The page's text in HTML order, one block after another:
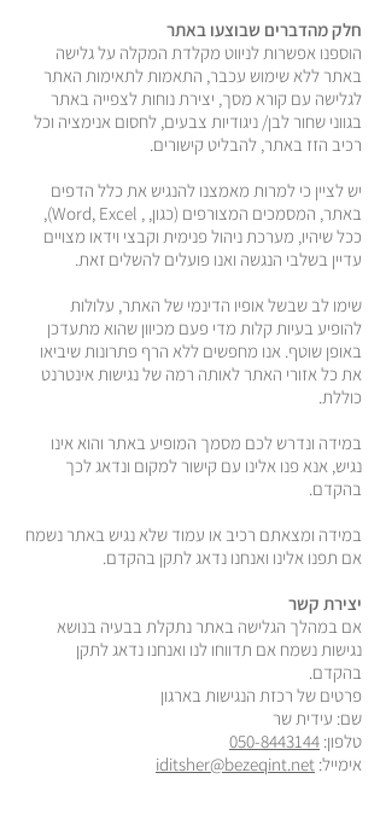
חלק מהדברים שבוצעו באתר
הוספנו אפשרות לניווט מקלדת המקלה על גלישה
באתר ללא שימוש עכבר, התאמות לתאימות האתר
לגלישה עם קורא מסך, יצירת נוחות לצפייה באתר
בגווני שחור לבן/ ניגודיות צבעים, לחסום אנימציה וכל
רכיב הזז באתר, להבליט קישורים.
יש לציין כי למרות מאמצנו להנגיש את כלל הדפים
באתר, המסמכים המצורפים (כגון, , Word, Excel),
ככל שיהיו, מערכת ניהול פנימית וקבצי וידאו מצויים
עדיין בשלבי הנגשה ואנו פועלים להשלים זאת.
שימו לב שבשל אופיו הדינמי של האתר, עלולות
להופיע בעיות קלות מדי פעם מכיוון שהוא מתעדכן
באופן שוטף. אנו מחפשים ללא הרף פתרונות שיביאו
את כל אזורי האתר לאותה רמה של נגישות אינטרנט
כוללת.
במידה ונדרש לכם מסמך המופיע באתר והוא אינו
נגיש, אנא פנו אלינו עם קישור למקום ונדאג לכך
בהקדם.
במידה ומצאתם רכיב או עמוד שלא נגיש באתר נשמח
אם תפנו אלינו ואנחנו נדאג לתקן בהקדם.
יצירת קשר
אם במהלך הגלישה באתר נתקלת בבעיה בנושא
נגישות נשמח אם תדווחו לנו ואנחנו נדאג לתקן
בהקדם.
פרטים של רכזת הנגישות בארגון
שם: עידית שר
טלפון: 050-8443144
אימייל: iditsher@bezeqint.net